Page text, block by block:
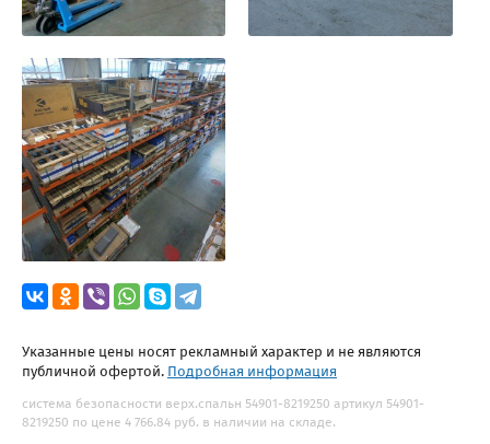
Указанные цены носят рекламный характер и не являются
публичной офертой. Подробная информация
система безопасности верх.спальн 54901-8219250 артикул 54901-
8219250 по цене 4 766.84 руб. в наличии на складе.